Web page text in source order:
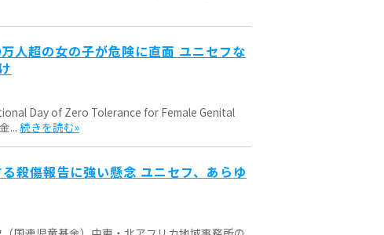
人超の女の子が危険に直面 ユニセフな
Day of Zero Tolerance for Female Genital
... 続きを読む»
殺傷報告に強い懸念 ユニセフ、あらゆ